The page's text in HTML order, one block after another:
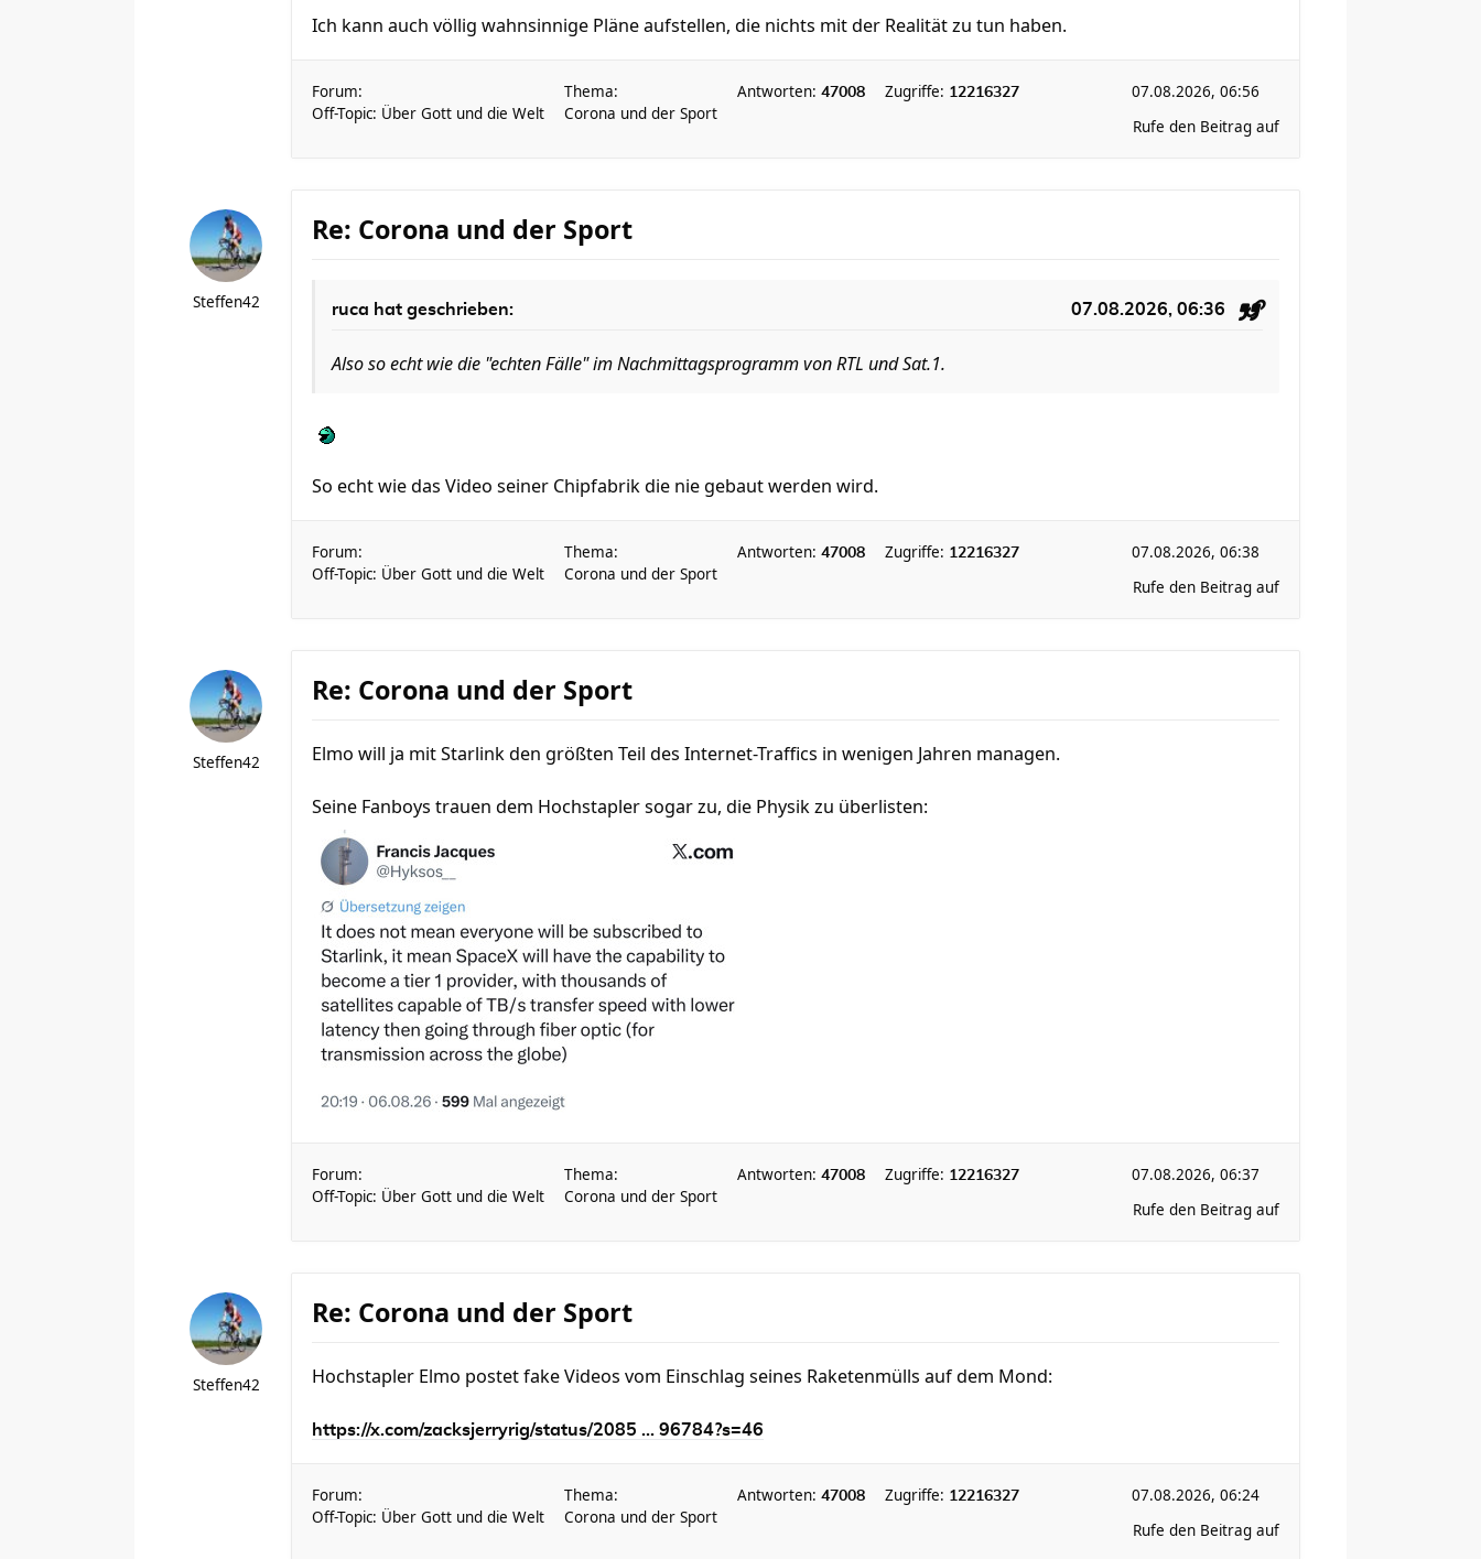
Ich kann auch völlig wahnsinnige Pläne aufstellen, die nichts mit der Realität zu tun haben.
Forum:
Off-Topic: Über Gott und die Welt
Thema:
Corona und der Sport
Antworten: 47008 Zugriffe: 12216327
07.08.2026, 06:56
Rufe den Beitrag auf
Steffen42
Re: Corona und der Sport
ruca hat geschrieben: 07.08.2026, 06:36
Also so echt wie die "echten Fälle" im Nachmittagsprogramm von RTL und Sat.1.
So echt wie das Video seiner Chipfabrik die nie gebaut werden wird.
Forum:
Off-Topic: Über Gott und die Welt
Thema:
Corona und der Sport
Antworten: 47008 Zugriffe: 12216327
07.08.2026, 06:38
Rufe den Beitrag auf
Steffen42
Re: Corona und der Sport
Elmo will ja mit Starlink den größten Teil des Internet-Traffics in wenigen Jahren managen.
Seine Fanboys trauen dem Hochstapler sogar zu, die Physik zu überlisten:
Forum:
Off-Topic: Über Gott und die Welt
Thema:
Corona und der Sport
Antworten: 47008 Zugriffe: 12216327
07.08.2026, 06:37
Rufe den Beitrag auf
Steffen42
Re: Corona und der Sport
Hochstapler Elmo postet fake Videos vom Einschlag seines Raketenmülls auf dem Mond:
https://x.com/zacksjerryrig/status/2085 ... 96784?s=46
Forum:
Off-Topic: Über Gott und die Welt
Thema:
Corona und der Sport
Antworten: 47008 Zugriffe: 12216327
07.08.2026, 06:24
Rufe den Beitrag auf